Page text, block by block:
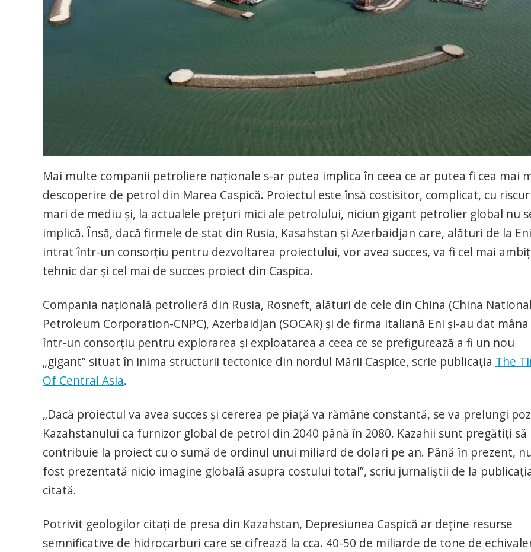
Mai multe companii petroliere naţionale s-ar putea implica în ceea ce ar putea fi cea mai
descoperire de petrol din Marea Caspică. Proiectul este însă costisitor, complicat, cu
mari de mediu şi, la actualele preţuri mici ale petrolului, niciun gigant petrolier global nu
implică. Însă, dacă firmele de stat din Rusia, Kasahstan şi Azerbaidjan care, alături de la
intrat într-un consorţiu pentru dezvoltarea proiectului, vor avea succes, va fi cel mai
tehnic dar şi cel mai de succes proiect din Caspica.
Compania naţională petrolieră din Rusia, Rosneft, alături de cele din China (China
Petroleum Corporation-CNPC), Azerbaidjan (SOCAR) şi de firma italiană Eni și-au dat mâna
într-un consorțiu pentru explorarea și exploatarea a ceea ce se prefigurează a fi un nou
„gigant” situat în inima structurii tectonice din nordul Mării Caspice, scrie publicaţia The
Of Central Asia.
„Dacă proiectul va avea succes și cererea pe piață va rămâne constantă, se va prelungi
Kazahstanului ca furnizor global de petrol din 2040 până în 2080. Kazahii sunt pregătiți să
contribuie la proiect cu o sumă de ordinul unui miliard de dolari pe an. Până în prezent,
fost prezentată nicio imagine globală asupra costului total”, scriu jurnaliştii de la
citată.
Potrivit geologilor citaţi de presa din Kazahstan, Depresiunea Caspică ar deține resurse
semnificative de hidrocarburi care se cifrează la cca. 40-50 de miliarde de tone de